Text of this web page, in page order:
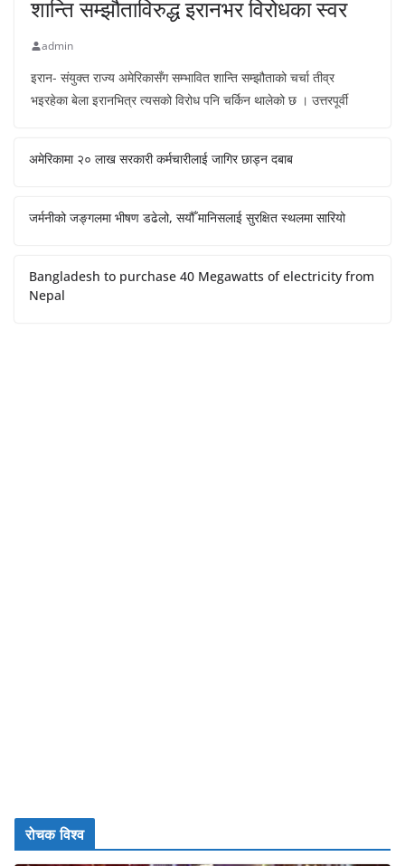
शान्ति सम्झौताविरुद्ध इरानभर विरोधका स्वर
admin
इरान- संयुक्त राज्य अमेरिकासँग सम्भावित शान्ति सम्झौताको चर्चा तीव्र
भइरहेका बेला इरानभित्र त्यसको विरोध पनि चर्किन थालेको छ । उत्तरपूर्वी
अमेरिकामा २० लाख सरकारी कर्मचारीलाई जागिर छाड्न दबाब
जर्मनीको जङ्गलमा भीषण डढेलो, सयौँ मानिसलाई सुरक्षित स्थलमा सारियो
Bangladesh to purchase 40 Megawatts of electricity from
Nepal
रोचक विश्व